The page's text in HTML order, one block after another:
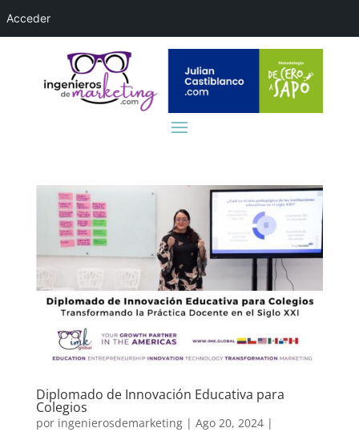
Diplomado de Innovación Educativa para
Colegios
por ingenierosdemarketing| Ago 20, 2024|
Acceder